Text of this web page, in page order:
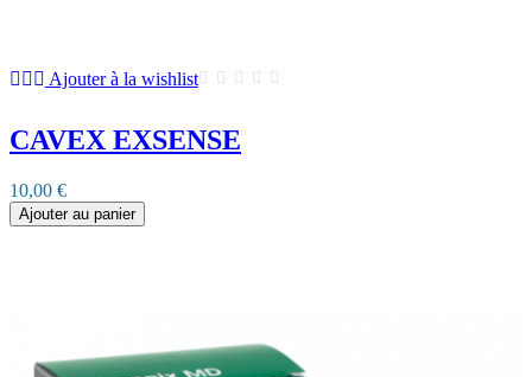
Ajouter à la wishlist
CAVEX EXSENSE
10,00 €
Ajouter au panier